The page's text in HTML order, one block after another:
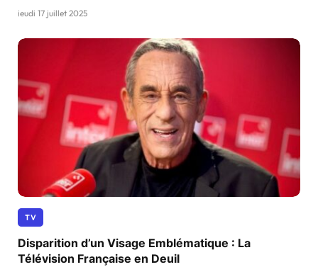
jeudi 17 juillet 2025
TV
Disparition d’un Visage Emblématique : La
Télévision Française en Deuil